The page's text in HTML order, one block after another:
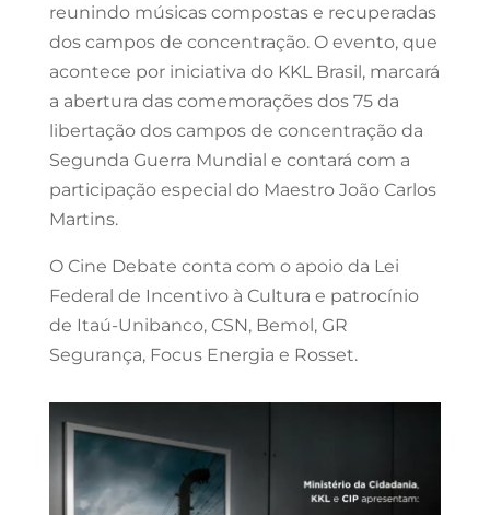
reunindo músicas compostas e recuperadas
dos campos de concentração. O evento, que
acontece por iniciativa do KKL Brasil, marcará
a abertura das comemorações dos 75 da
libertação dos campos de concentração da
Segunda Guerra Mundial e contará com a
participação especial do Maestro João Carlos
Martins.
O Cine Debate conta com o apoio da Lei
Federal de Incentivo à Cultura e patrocínio
de Itaú-Unibanco, CSN, Bemol, GR
Segurança, Focus Energia e Rosset.